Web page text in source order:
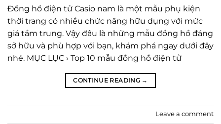
Đồng hồ điện tử Casio nam là một mẫu phụ kiện
thời trang có nhiều chức năng hữu dụng với mức
giá tầm trung. Vậy đâu là những mẫu đồng hồ đáng
sở hữu và phù hợp với bạn, khám phá ngay dưới đây
nhé. MỤC LỤC › Top 10 mẫu đồng hồ điện tử
CONTINUE READING →
Leave a comment